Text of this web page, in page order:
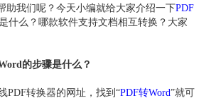
助我们呢？今天小编就给大家介绍一下PDF
什么？哪款软件支持文档相互转换？大家
的步骤是什么？
转换器的网址，找到“PDF转Word”就可